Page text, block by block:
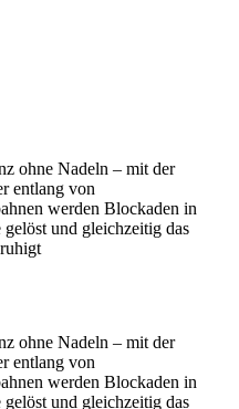
ohne Nadeln – mit der
entlang von
werden Blockaden in
und gleichzeitig das
ohne Nadeln – mit der
entlang von
werden Blockaden in
und gleichzeitig das